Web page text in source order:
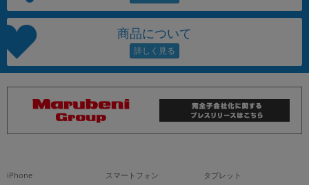
商品について
iPhone スマートフォン タブレット